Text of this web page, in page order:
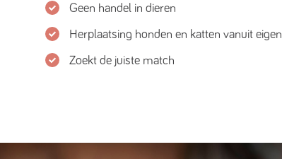
Geen handel in dieren
Herplaatsing honden en katten vanuit
Zoekt de juiste match